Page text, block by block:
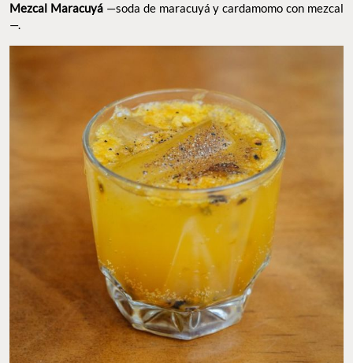
Mezcal Maracuyá—soda de maracuyá y cardamomo con mezcal
—.